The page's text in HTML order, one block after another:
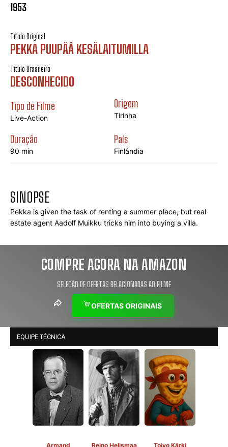
1953
Título Original
PEKKA PUUPÄÄ KESÄLAITUMILLA
Título Brasileiro
DESCONHECIDO
Tipo de Filme
Live-Action
Origem
Tirinha
Duração
90 min
País
Finlândia
SINOPSE
Pekka is given the task of renting a summer place, but real
estate agent Aadolf Muikku tricks him into buying a villa.
COMPRE AGORA NA AMAZON
SELEÇÃO DE OFERTAS RELACIONADAS AO FILME
OFERTAS ORIGINAIS
EQUIPE TÉCNICA
Armand Reino Helismaa Toivo Kärki